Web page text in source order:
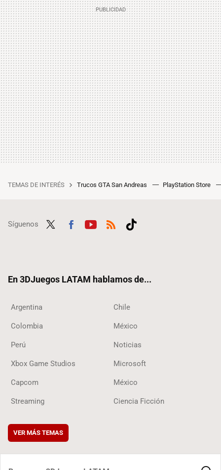
TEMAS DE INTERÉS Trucos GTA San Andreas PlayStation Store
Síguenos
En 3DJuegos LATAM hablamos de...
Argentina Chile
Colombia México
Perú Noticias
Xbox Game Studios Microsoft
Capcom México
Streaming Ciencia Ficción
VER MÁS TEMAS